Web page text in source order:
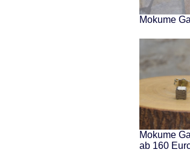
Mokume
Mokume
ab 160